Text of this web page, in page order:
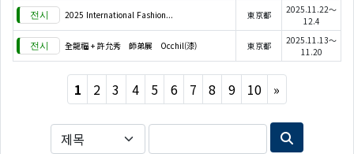
2025 International Fashion... 東京都
2025.11.22～
12.4
全龍福 + 許允秀 師弟展 Occhil(漆) 東京都
2025.11.13～
11.20
1 2 3 4 5 6 7 8 9 10 »